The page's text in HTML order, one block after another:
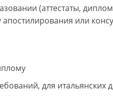
(аттестаты,
или
для итальянских